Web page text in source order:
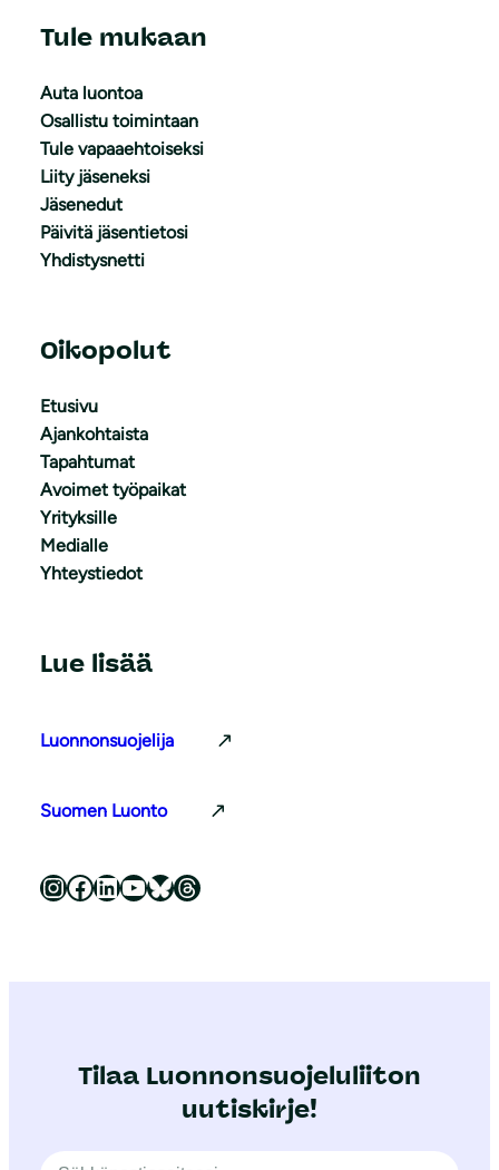
Tule mukaan
Auta luontoa
Osallistu toimintaan
Tule vapaaehtoiseksi
Liity jäseneksi
Jäsenedut
Päivitä jäsentietosi
Yhdistysnetti
Oikopolut
Etusivu
Ajankohtaista
Tapahtumat
Avoimet työpaikat
Yrityksille
Medialle
Yhteystiedot
Lue lisää
Luonnonsuojelija
Suomen Luonto
Luonnonsuojeluliitto Instagramissa Luonnonsuojeluliitto Facebookissa Luonnonsuojeluliitto LinkedInissä Luonnonsuojeluliiton YouTube-kanava Luonnonsuojeluliitto Blueskyssa Luonnonsuojeluliitto Threadsissa
Tilaa Luonnonsuojeluliiton
uutiskirje!